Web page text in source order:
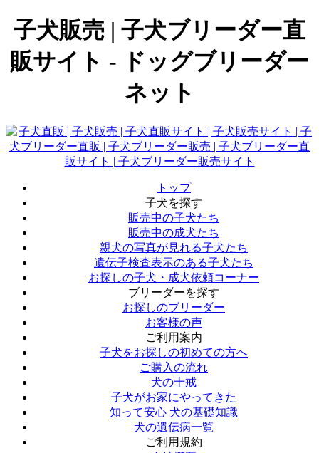
子犬販売 | 子犬ブリーダー直
販サイト - ドッグブリーダー
ネット
トップ
子犬を探す
販売中の子犬たち
販売中の成犬たち
親犬の写真が見れる子犬たち
遺伝子検査表示のある子犬たち
お探しの子犬・成犬依頼コーナー
ブリーダーを探す
お探しのブリーダー
お客様の声
ご利用案内
子犬をお探しの初めての方へ
ご購入の流れ
犬の十戒
子犬がお家にやってきた
知って安心 犬の基礎知識
犬の遺伝病一覧
ご利用規約